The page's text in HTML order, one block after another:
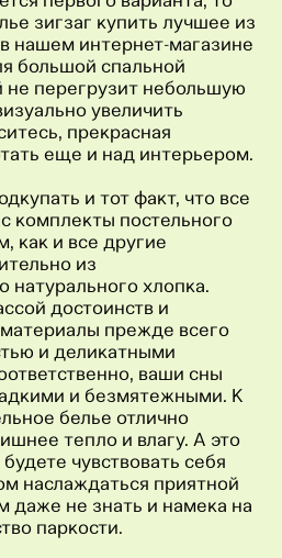
зигзаг купить лучшее из
нашем интернет-магазине
большой спальной
не перегрузит небольшую
увеличить
прекрасная
еще и над интерьером.
и тот факт, что все
комплекты постельного
как и все другие
из
натурального хлопка.
достоинств и
прежде всего
и деликатными
ваши сны
и безмятежными. К
белье отлично
тепло и влагу. А это
чувствовать себя
наслаждаться приятной
даже не знать и намека на
паркости.